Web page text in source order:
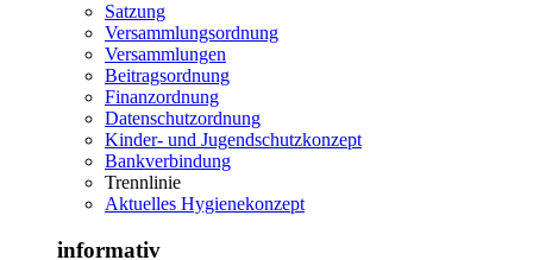
Satzung
Versammlungsordnung
Versammlungen
Beitragsordnung
Finanzordnung
Datenschutzordnung
Kinder- und Jugendschutzkonzept
Bankverbindung
Trennlinie
Aktuelles Hygienekonzept
informativ